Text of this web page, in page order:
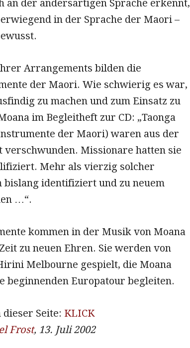
an der andersartigen Sprache erkennt,
in der Sprache der Maori –
Arrangements bilden die
der Maori. Wie schwierig es war,
zu machen und zum Einsatz zu
im Begleitheft zur CD: „Taonga
der Maori) waren aus der
Missionare hatten sie
Mehr als vierzig solcher
identifiziert und zu neuem
…“.
kommen in der Musik von Moana
zu neuen Ehren. Sie werden von
Melbourne gespielt, die Moana
beginnenden Europatour begleiten.
Seite: KLICK
Frost, 13. Juli 2002